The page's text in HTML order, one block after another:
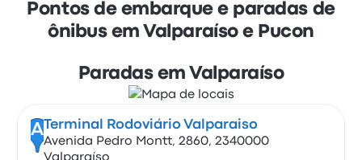
Pontos de embarque e paradas de
ônibus em Valparaíso e Pucon
Paradas em Valparaíso
A Terminal Rodoviário Valparaiso
Avenida Pedro Montt, 2860, 2340000
Valparaíso